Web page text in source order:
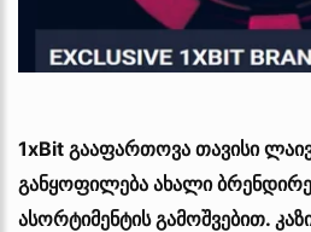
1xBit გააფართოვა თავისი
განყოფილება ახალი
ასორტიმენტის გამოშვებით.